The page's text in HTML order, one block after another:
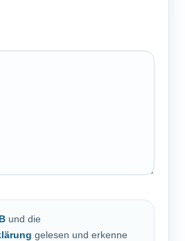
und die
gelesen und erkenne